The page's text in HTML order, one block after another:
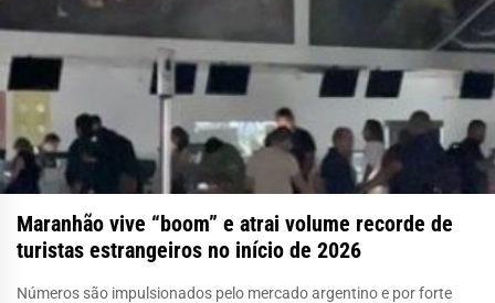
Maranhão vive “boom” e atrai volume recorde de
turistas estrangeiros no início de 2026
Números são impulsionados pelo mercado argentino e por forte